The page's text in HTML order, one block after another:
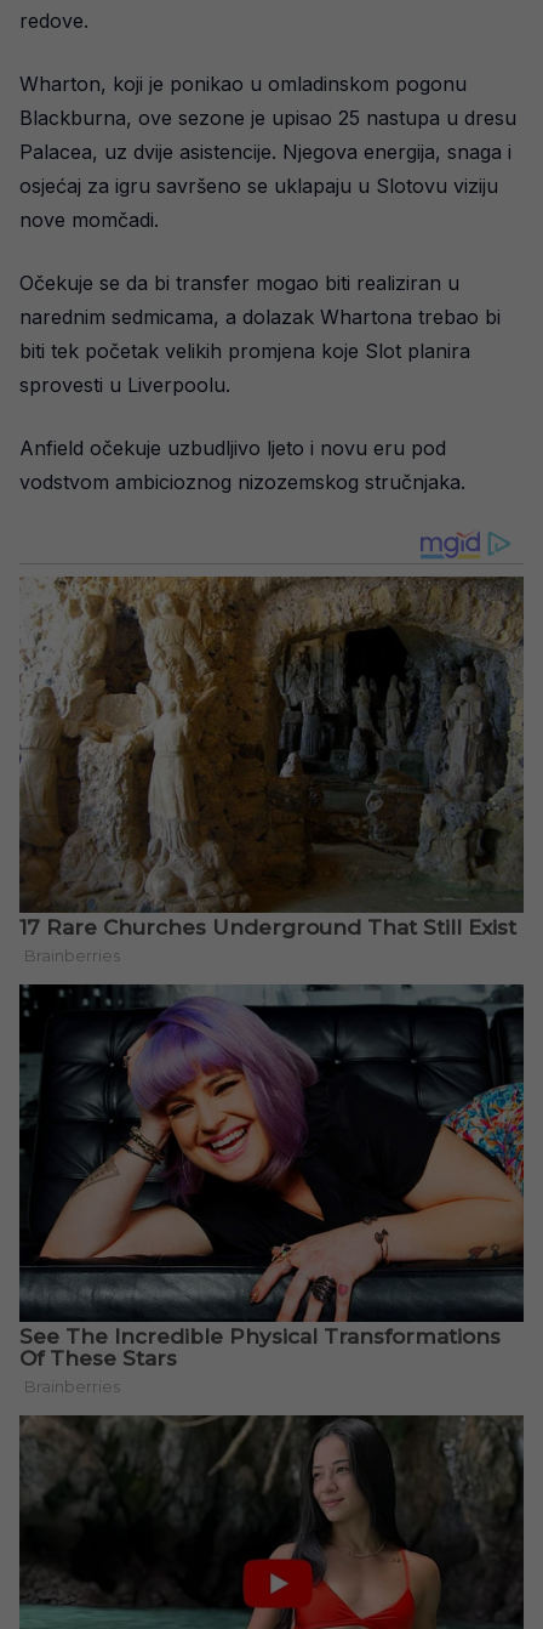
redove.
Wharton, koji je ponikao u omladinskom pogonu
Blackburna, ove sezone je upisao 25 nastupa u dresu
Palacea, uz dvije asistencije. Njegova energija, snaga i
osjećaj za igru savršeno se uklapaju u Slotovu viziju
nove momčadi.
Očekuje se da bi transfer mogao biti realiziran u
narednim sedmicama, a dolazak Whartona trebao bi
biti tek početak velikih promjena koje Slot planira
sprovesti u Liverpoolu.
Anfield očekuje uzbudljivo ljeto i novu eru pod
vodstvom ambicioznog nizozemskog stručnjaka.